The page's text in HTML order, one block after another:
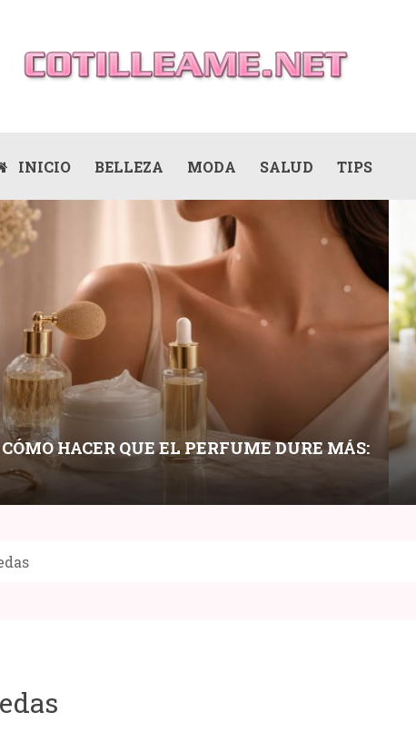
INICIO BELLEZA MODA SALUD TIPS
CÓMO HACER QUE EL PERFUME DURE MÁS:
LAYERING, HIDRATACIÓN Y PUNTOS DE